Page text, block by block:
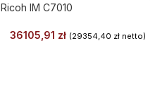
Ricoh IM C7010
36105,91 zł (29354,40 zł netto)